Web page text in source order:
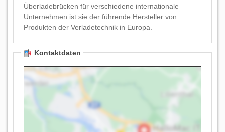
Überladebrücken für verschiedene internationale
Unternehmen ist sie der führende Hersteller von
Produkten der Verladetechnik in Europa.
Kontaktdaten